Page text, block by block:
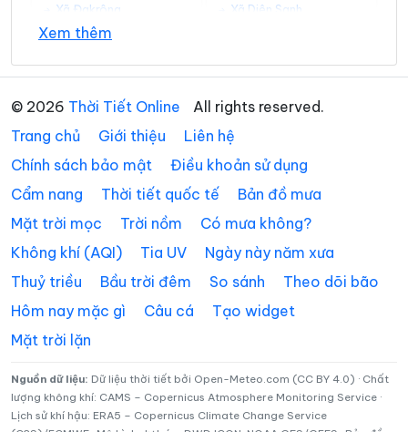
16:00 31°/32° Mây đen u ám
17:00 30° / 32°
18:00 29°/ 31° Mây rải rác
19:00 28° 30° Mây rải rác
20:00 28° 30° Mây rải rác
21:00 28° /30° Mây rải rác
Xã Đakrông Xã Diên Sanh
Xã Hoàn Lão
Xã Hướng Hiệp Xã Hướng Lập
Xã Hướng Phùng Xã Khe Sanh
Xã Kim Điền Xã Kim Ngân
Xã Lao Bảo Xã Lệ Ninh
Xã Lệ Thủy
Xã Mỹ Thủy Xã Nam Ba Đồn
Xã Nam Cửa Việt Xã Nam Gianh
Xem thêm
© 2026 Thời Tiết Online
All rights reserved.
Trang chủ
Giới thiệu
Liên hệ
Chính sách bảo mật
Điều khoản sử dụng
Cẩm nang
Thời tiết quốc tế
Bản đồ mưa
Mặt trời mọc
Trời nồm
Có mưa không?
Không khí (AQI)
Tia UV
Ngày này năm xưa
Thuỷ triều
Bầu trời đêm So sánh
Theo dõi bão
Hôm nay mặc gì
Câu cá
Tạo widget
Mặt trời lặn
Nguồn dữ liệu: Dữ liệu thời tiết bởi Open-Meteo.com (CC BY 4.0) · Chất
lượng không khí: CAMS – Copernicus Atmosphere Monitoring Service ·
Lịch sử khí hậu: ERA5 – Copernicus Climate Change Service